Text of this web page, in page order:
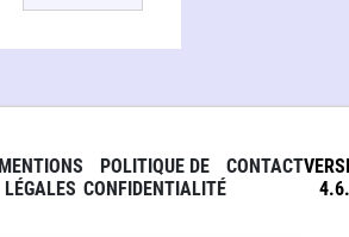
MENTIONS
LÉGALES
POLITIQUE DE
CONFIDENTIALITÉ
CONTACT